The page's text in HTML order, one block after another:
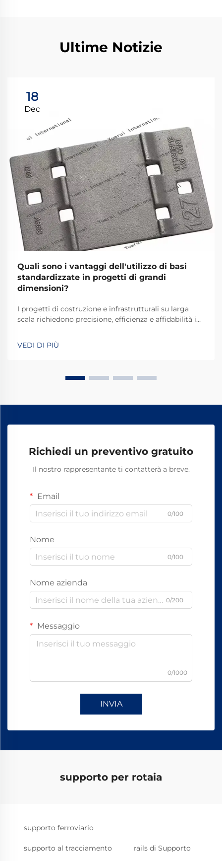
Ultime Notizie
18
Dec
Quali sono i vantaggi dell'utilizzo di basi
standardizzate in progetti di grandi
dimensioni?
I progetti di costruzione e infrastrutturali su larga
scala richiedono precisione, efficienza e affidabilità in
fondamentali che garantiscono il successo del
progetto, le piastre di base standardizzate si
VEDI DI PIÙ
Richiedi un preventivo gratuito
Il nostro rappresentante ti contatterà a breve.
Email
0/100
Nome
0/100
Nome azienda
0/200
Messaggio
0/1000
INVIA
supporto per rotaia
supporto ferroviario
supporto al tracciamento rails di Supporto